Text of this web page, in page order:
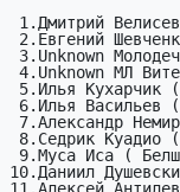
10.Даниил